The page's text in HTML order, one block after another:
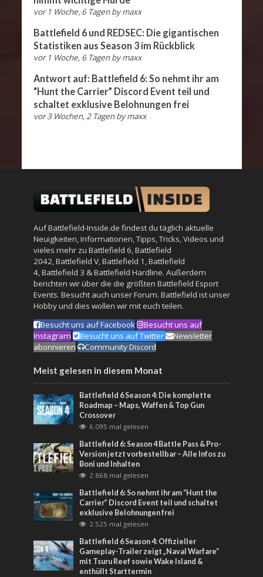
vor 1 Woche, 6 Tagen bymaxx
Battlefield 6 und REDSEC: Die gigantischen
Statistiken aus Season 3 im Rückblick
vor 1 Woche, 6 Tagen bymaxx
Antwort auf: Battlefield 6: So nehmt ihr am
“Hunt the Carrier” Discord Event teil und
schaltet exklusive Belohnungen frei
vor 3 Wochen, 2 Tagen bymaxx
Auf Battlefield-Inside.de findest du täglich aktuelle
Neuigkeiten, Informationen, Tipps, Tricks, Videos und
vieles mehr zu Battlefield 6 Battlefield
2042 Battlefield V, Battlefield 1 Battlefield
4, Battlefield 3 &Battlefield Hardline. Außerdem
berichten wir über die die größten Battlefield Esport
Events. Besucht auch unserForum. Battlefield ist unser
Hobby und dies wollen wir mit euch teilen.
Besucht uns auf Facebook
Besucht uns auf
Instagram
Besucht uns auf Twitter
Newsletter
abonnieren
Community Discord
Meist gelesen in diesem Monat
Battlefield 6 Season 4: Die komplette
Roadmap – Maps, Waffen & Top Gun
Crossover
6.095 mal gelesen
Battlefield 6: Season 4 Battle Pass & Pro-
Version jetzt vorbestellbar – Alle Infos zu
Boni und Inhalten
2.868 mal gelesen
Battlefield 6: So nehmt ihr am “Hunt the
Carrier” Discord Event teil und schaltet
exklusive Belohnungen frei
2.525 mal gelesen
Battlefield 6 Season 4: Offizieller
Gameplay-Trailer zeigt „Naval Warfare“
mit Tsuru Reef sowie Wake Island &
enthüllt Starttermin